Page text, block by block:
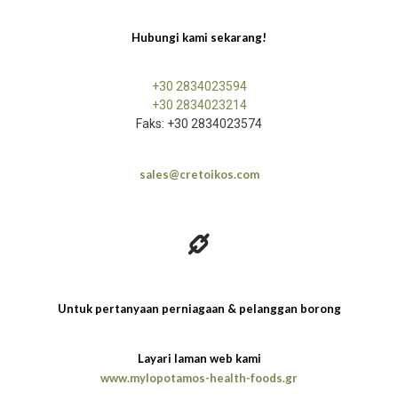
Hubungi kami sekarang!
+30 2834023594
+30 2834023214
Faks: +30 2834023574
sales@cretoikos.com
Untuk pertanyaan perniagaan & pelanggan borong
Layari laman web kami
www.mylopotamos-health-foods.gr